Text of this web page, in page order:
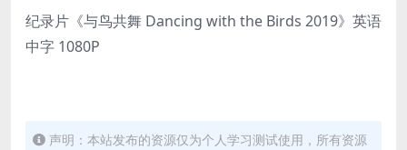
纪录片《与鸟共舞 Dancing with the Birds 2019》英语
中字 1080P
声明：本站发布的资源仅为个人学习测试使用，所有资源